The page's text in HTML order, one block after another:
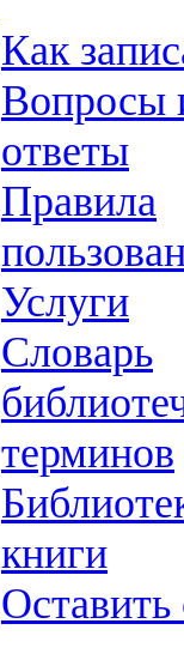
Как
Вопросы
ответы
Правила
Услуги
Словарь
терминов
книги
Оставить